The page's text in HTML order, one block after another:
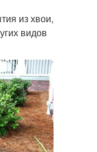
из хвои,
видов